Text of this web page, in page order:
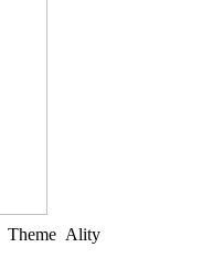
Theme Ality